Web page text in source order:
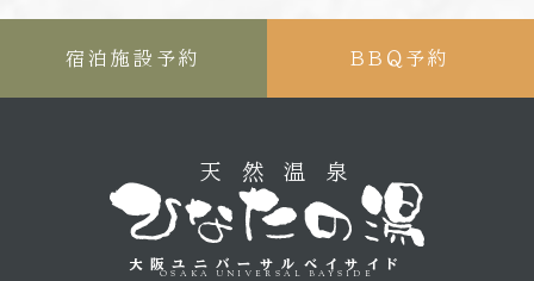
宿泊施設予約 ＢＢＱ予約
天然温泉
大阪ユニバーサルベイサイド
OSAKA UNIVERSAL BAYSIDE